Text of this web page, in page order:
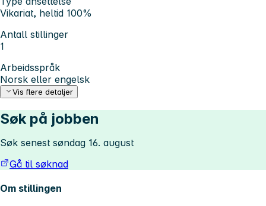
Vikariat, heltid 100%
Antall stillinger
1
Arbeidsspråk
Norsk eller engelsk
Vis flere detaljer
Søk på jobben
Søk senest søndag 16. august
Gå til søknad
Om stillingen